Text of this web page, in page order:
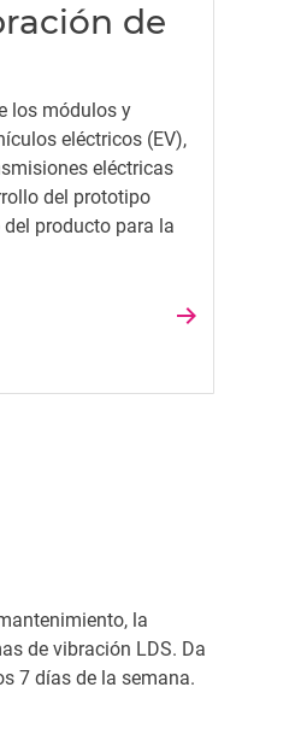
de
los módulos y
eléctricos (EV),
eléctricas
del prototipo
producto para la
la
de vibración LDS. Da
7 días de la semana.